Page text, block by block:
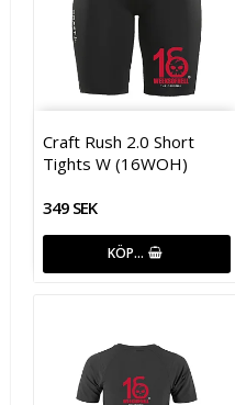
Craft Rush 2.0 Short
Tights W (16WOH)
349 SEK
KÖP…